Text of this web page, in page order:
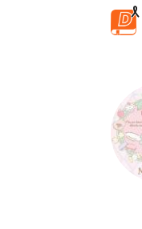
ข้ามไปยังเนื้อหาหลัก